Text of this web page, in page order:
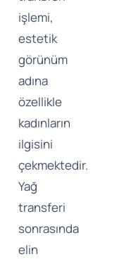
işlemi,
estetik
görünüm
adına
özellikle
kadınların
ilgisini
çekmektedir.
Yağ
transferi
sonrasında
elin